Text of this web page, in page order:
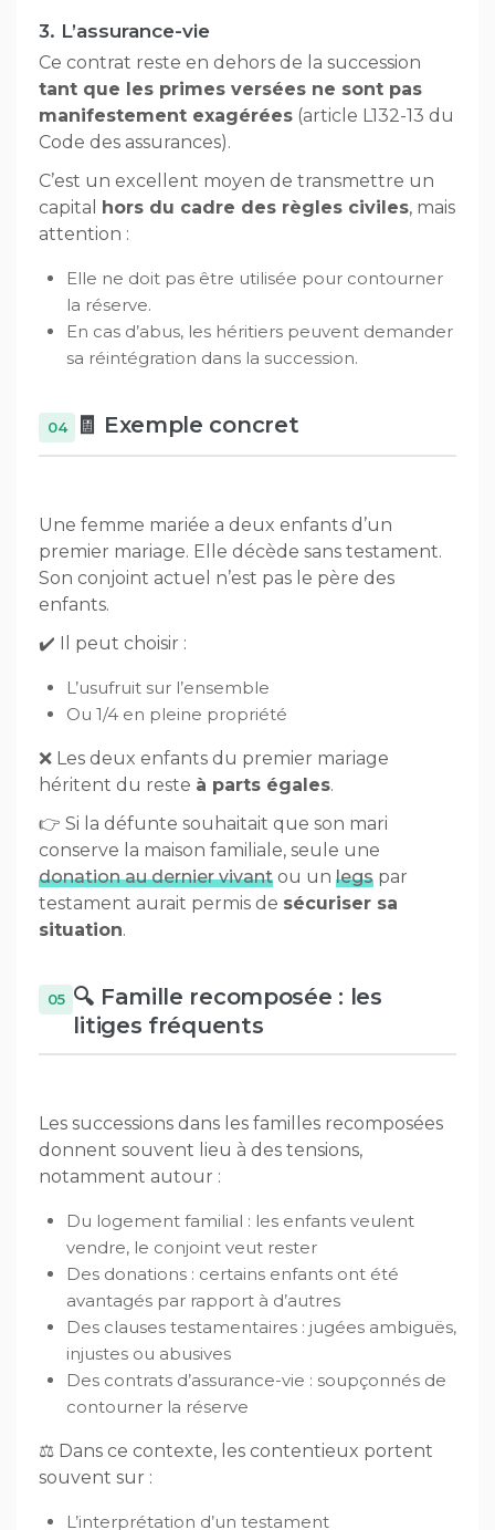
3. L’assurance-vie
Ce contrat reste en dehors de la succession
tant que les primes versées ne sont pas
manifestement exagérées (article L132-13 du
Code des assurances).
C’est un excellent moyen de transmettre un
capital hors du cadre des règles civiles, mais
attention :
Elle ne doit pas être utilisée pour contourner
la réserve.
En cas d’abus, les héritiers peuvent demander
sa réintégration dans la succession.
🧾 Exemple concret
Une femme mariée a deux enfants d’un
premier mariage. Elle décède sans testament.
Son conjoint actuel n’est pas le père des
enfants.
✔️ Il peut choisir :
L’usufruit sur l’ensemble
Ou 1/4 en pleine propriété
❌ Les deux enfants du premier mariage
héritent du reste à parts égales.
👉 Si la défunte souhaitait que son mari
conserve la maison familiale, seule une
donation au dernier vivant ou un legs par
testament aurait permis de sécuriser sa
situation.
🔍 Famille recomposée : les
litiges fréquents
Les successions dans les familles recomposées
donnent souvent lieu à des tensions,
notamment autour :
Du logement familial : les enfants veulent
vendre, le conjoint veut rester
Des donations : certains enfants ont été
avantagés par rapport à d’autres
Des clauses testamentaires : jugées ambiguës,
injustes ou abusives
Des contrats d’assurance-vie : soupçonnés de
contourner la réserve
⚖️ Dans ce contexte, les contentieux portent
souvent sur :
L’interprétation d’un testament